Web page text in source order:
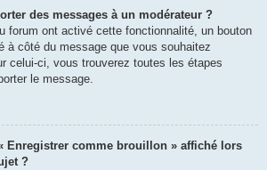
des messages à un modérateur ?
forum ont activé cette fonctionnalité, un bouton
à côté du message que vous souhaitez
celui-ci, vous trouverez toutes les étapes
le message.
Enregistrer comme brouillon » affiché lors
?